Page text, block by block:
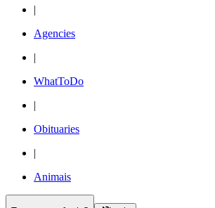
|
Agencies
|
WhatToDo
|
Obituaries
|
Animais